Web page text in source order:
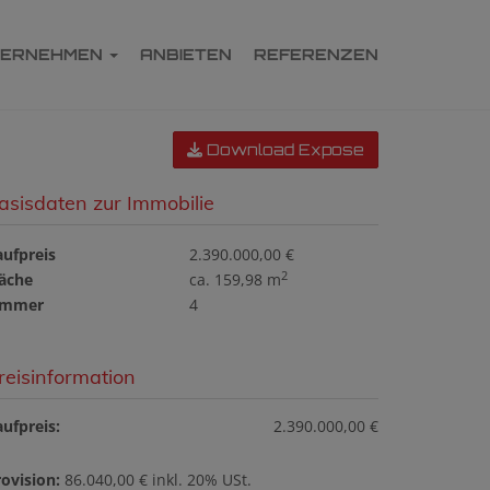
ANBIETEN REFERENZEN
Download Expose
zur Immobilie
2.390.000,00 €
ca. 159,98 m2
4
2.390.000,00 €
86.040,00 € inkl. 20% USt.